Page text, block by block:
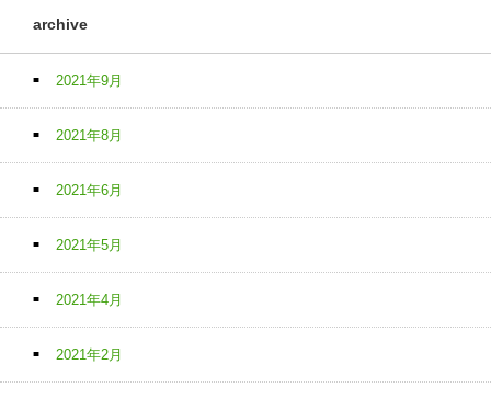
archive
2021年9月
2021年8月
2021年6月
2021年5月
2021年4月
2021年2月